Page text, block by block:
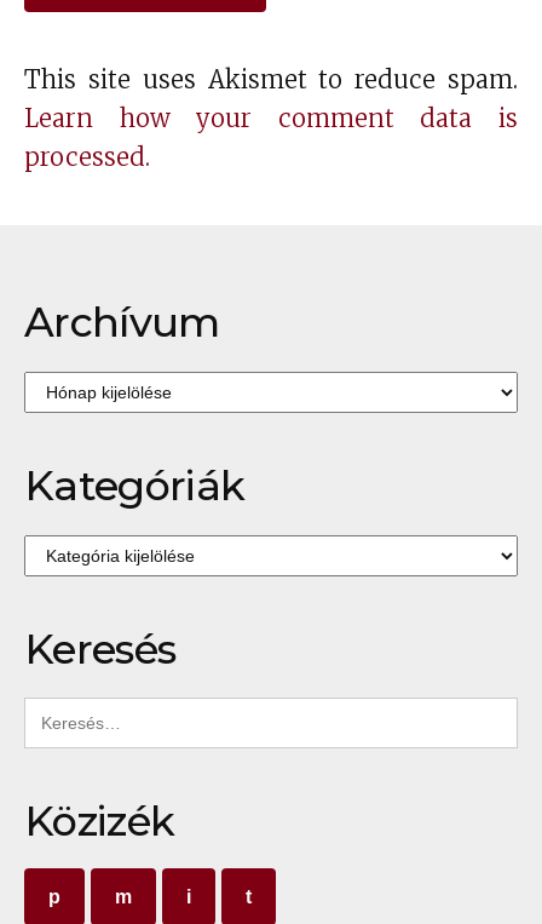
This site uses Akismet to reduce spam.
Learn how your comment data is
processed.
Archívum
Archívum
Kategóriák
Kategóriák
Keresés
Keresés:
Közizék
p m i t